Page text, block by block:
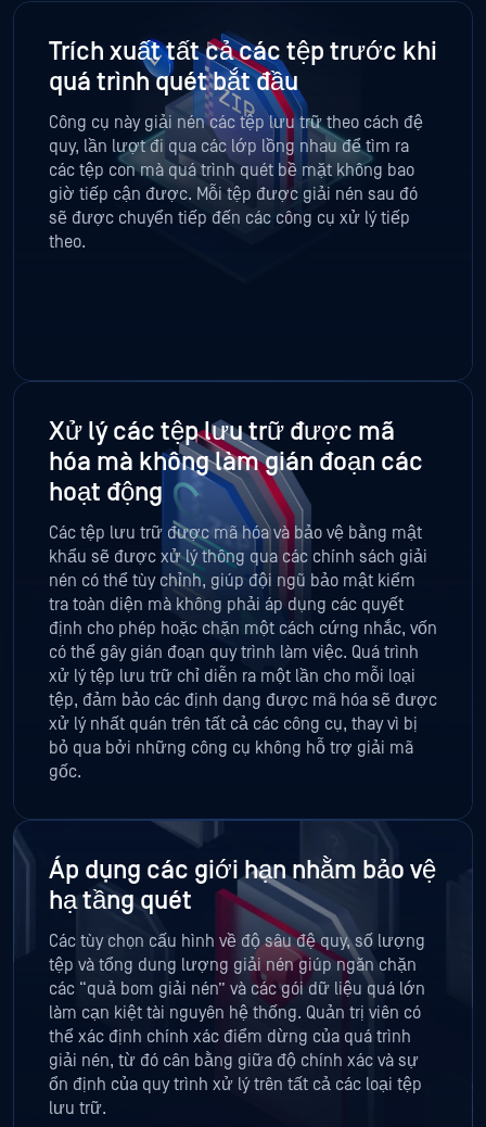
Trích xuất tất cả các tệp trước khi
quá trình quét bắt đầu
Công cụ này giải nén các tệp lưu trữ theo cách đệ
quy, lần lượt đi qua các lớp lồng nhau để tìm ra
các tệp con mà quá trình quét bề mặt không bao
giờ tiếp cận được. Mỗi tệp được giải nén sau đó
sẽ được chuyển tiếp đến các công cụ xử lý tiếp
theo.
Xử lý các tệp lưu trữ được mã
hóa mà không làm gián đoạn các
hoạt động
Các tệp lưu trữ được mã hóa và bảo vệ bằng mật
khẩu sẽ được xử lý thông qua các chính sách giải
nén có thể tùy chỉnh, giúp đội ngũ bảo mật kiểm
tra toàn diện mà không phải áp dụng các quyết
định cho phép hoặc chặn một cách cứng nhắc, vốn
có thể gây gián đoạn quy trình làm việc. Quá trình
xử lý tệp lưu trữ chỉ diễn ra một lần cho mỗi loại
tệp, đảm bảo các định dạng được mã hóa sẽ được
xử lý nhất quán trên tất cả các công cụ, thay vì bị
bỏ qua bởi những công cụ không hỗ trợ giải mã
gốc.
Áp dụng các giới hạn nhằm bảo vệ
hạ tầng quét
Các tùy chọn cấu hình về độ sâu đệ quy, số lượng
tệp và tổng dung lượng giải nén giúp ngăn chặn
các “quả bom giải nén” và các gói dữ liệu quá lớn
làm cạn kiệt tài nguyên hệ thống. Quản trị viên có
thể xác định chính xác điểm dừng của quá trình
giải nén, từ đó cân bằng giữa độ chính xác và sự
ổn định của quy trình xử lý trên tất cả các loại tệp
lưu trữ.